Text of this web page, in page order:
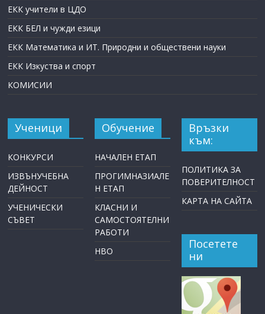
ЕКК учители в ЦДО
ЕКК БЕЛ и чужди езици
ЕКК Математика и ИТ. Природни и обществени науки
ЕКК Изкуства и спорт
КОМИСИИ
Ученици
КОНКУРСИ
ИЗВЪНУЧЕБНА
ДЕЙНОСТ
УЧЕНИЧЕСКИ
СЪВЕТ
Обучение
НАЧАЛЕН ЕТАП
ПРОГИМНАЗИАЛЕ
Н ЕТАП
КЛАСНИ И
САМОСТОЯТЕЛНИ
РАБОТИ
НВО
Връзки
към:
ПОЛИТИКА ЗА
ПОВЕРИТЕЛНОСТ
КАРТА НА САЙТА
Посетете
ни